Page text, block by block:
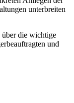
unterbreiten
die wichtige
und